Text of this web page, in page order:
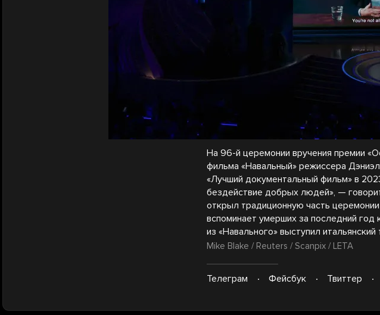
На 96-й церемонии вручения премии
фильма «Навальный» режиссера
«Лучший документальный фильм» в
бездействие добрых людей», —
открыл традиционную часть
вспоминает умерших за последний
из «Навального» выступил
Mike Blake / Reuters / Scanpix / LETA
Телеграм Фейсбук Твиттер